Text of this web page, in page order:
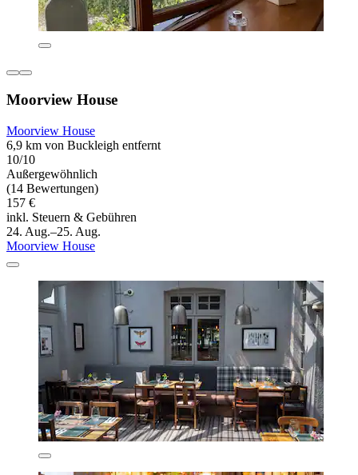
Moorview House
Moorview House
6,9 km von Buckleigh entfernt
10/10
Außergewöhnlich
(14 Bewertungen)
157 €
inkl. Steuern & Gebühren
24. Aug.–25. Aug.
Moorview House